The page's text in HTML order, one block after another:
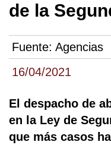
16/04/2021
de la
Fuente: Agencias
El despacho de
en la Ley de
que más casos